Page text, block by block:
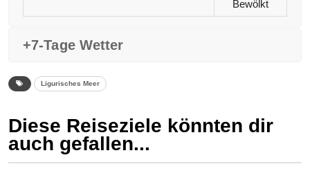
Bewölkt
+7-Tage Wetter
Ligurisches Meer
Diese Reiseziele könnten dir
auch gefallen...